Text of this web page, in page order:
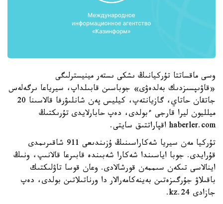
وسى ماقساتتا تۇركيانىڭ ىشكى ىستەر مينيسترلىگى
«قاۋىپسىزدىك بەلدەۋى» جوباسىن قابىلداپ، سيرياعا ىرگەلەس
جاتقان حاتاي، گازيانتەپ، كيليس پەن شانلىۋرفا قالاسىنا 20
ميلليون ليرا قارجى ءبولدى، دەپ حابارلايدى تۇرىكتىڭ
haberler.com اقپاراتتىق سايتى.
تۇركيا مەن سيريا شەكاراسىنىڭ ۇزىندىعى 911 شاقىرىمدى
قۇرايدى. جوبا اياسىندا شەكارا شەبىندە قابىرعا قالانىپ، ونىڭ
اينالاسى تىكەن سىممەن قورشالادى. وعان قوسا تاۋلىكتىك
باقىلاۋ جۇرگىزەتىن بەينەكامەرالار دا ورناتىلاتىن بولدى، دەپ
جازادى 24.kz.